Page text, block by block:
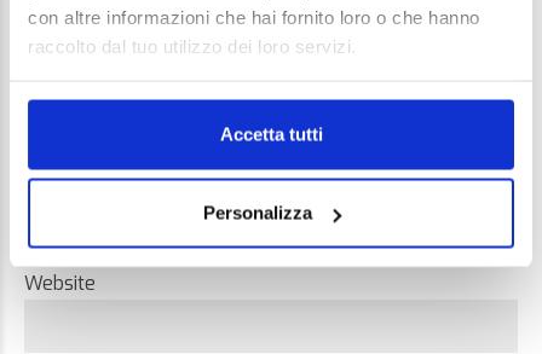
con altre informazioni che hai fornito loro o che hanno
raccolto dal tuo utilizzo dei loro servizi.
Accetta tutti
Personalizza
Email *
Website